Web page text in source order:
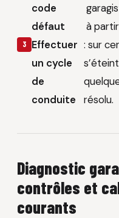
code
défaut
à
Effectuer
un cycle
de
conduite
: sur
résolu.
Diagnostic
contrôles et
courants